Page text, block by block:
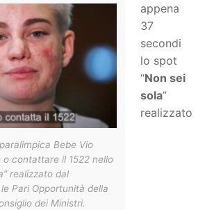
Bebe Vio
contattare il 1522 nello
realizzato dal
Pari Opportunità della
dei Ministri.
appena
37
secondi
lo spot
“Non sei
sola”
realizzato